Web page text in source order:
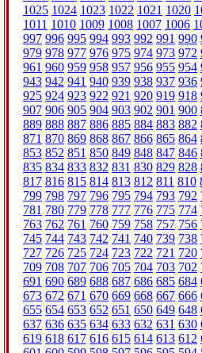
1025 1024 1023 1022 1021 1020
1011 1010 1009 1008 1007 1006
997 996 995 994 993 992 991 990
979 978 977 976 975 974 973 972
961 960 959 958 957 956 955 954
943 942 941 940 939 938 937 936
925 924 923 922 921 920 919 918
907 906 905 904 903 902 901 900
889 888 887 886 885 884 883 882
871 870 869 868 867 866 865 864
853 852 851 850 849 848 847 846
835 834 833 832 831 830 829 828
817 816 815 814 813 812 811 810
799 798 797 796 795 794 793 792
781 780 779 778 777 776 775 774
763 762 761 760 759 758 757 756
745 744 743 742 741 740 739 738
727 726 725 724 723 722 721 720
709 708 707 706 705 704 703 702
691 690 689 688 687 686 685 684
673 672 671 670 669 668 667 666
655 654 653 652 651 650 649 648
637 636 635 634 633 632 631 630
619 618 617 616 615 614 613 612